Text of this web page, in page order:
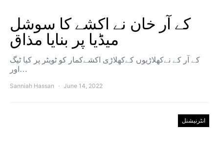
کے آر خان نے اکشے کا سوشل
میڈیا پر بنایا مذاق
کے آر کے نےکھلاڑیوں کےکھلاڑی اکشےکمار کو ٹویٹر پر کیا ٹیگ
اور…
Sanniah Hassan June 14, 2022
انٹرنیشنل